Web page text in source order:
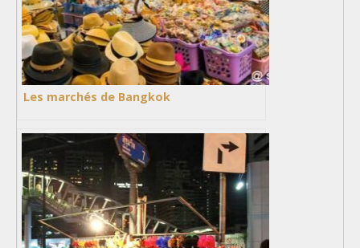
Les marchés de Bangkok